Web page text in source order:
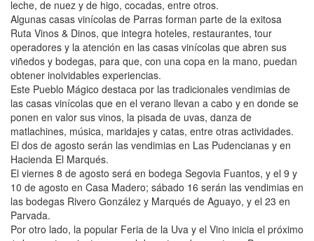
leche, de nuez y de higo, cocadas, entre otros.
Algunas casas vinícolas de Parras forman parte de la exitosa
Ruta Vinos & Dinos, que integra hoteles, restaurantes, tour
operadores y la atención en las casas vinícolas que abren sus
viñedos y bodegas, para que, con una copa en la mano, puedan
obtener inolvidables experiencias.
Este Pueblo Mágico destaca por las tradicionales vendimias de
las casas vinícolas que en el verano llevan a cabo y en donde se
ponen en valor sus vinos, la pisada de uvas, danza de
matlachines, música, maridajes y catas, entre otras actividades.
El dos de agosto serán las vendimias en Las Pudencianas y en
Hacienda El Marqués.
El viernes 8 de agosto será en bodega Segovia Fuantos, y el 9 y
10 de agosto en Casa Madero; sábado 16 serán las vendimias en
las bodegas Rivero González y Marqués de Aguayo, y el 23 en
Parvada.
Por otro lado, la popular Feria de la Uva y el Vino inicia el próximo